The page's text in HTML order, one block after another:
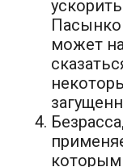
может
которым